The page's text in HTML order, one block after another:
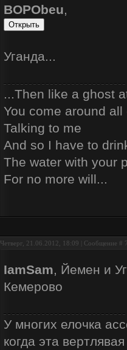
BOPObeu,
Уганда...
...Then like a ghost
You come around
Talking to me
And so I have to
The water with your
For no more will...
Четверг, 21.06.2012, 18:09 | Сообщение #
IamSam, Йемен и
Кемерово
У многих елочка
когда эта